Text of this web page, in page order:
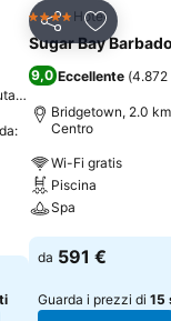
preferiti
Condividi
4 StelleHotel
Sugar Bay
9,0 Eccellente (
Bridgetown, 2.0
Centro
Wi-Fi gratis
Piscina
Spa
Scopri i prezzi
da 591 €
Guarda i prezzi di 15